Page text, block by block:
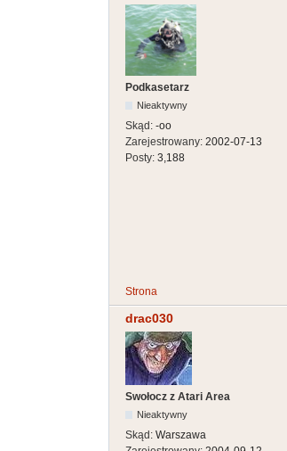
Podkasetarz
Nieaktywny
Skąd: -oo
Zarejestrowany: 2002-07-13
Posty: 3,188
Strona
drac030
Swołocz z Atari Area
Nieaktywny
Skąd: Warszawa